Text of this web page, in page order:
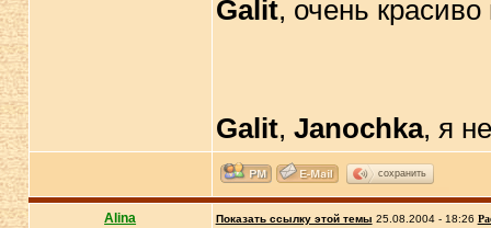
Galit, очень
Galit, Janochka, я
сохранить
Alina Показать ссылку этой темы 25.08.2004 - 18:26